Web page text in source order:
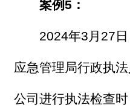
案例5：
2024年3月27
应急管理局行政执
公司进行执法检查